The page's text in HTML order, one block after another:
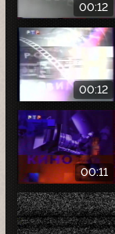
00:12
00:12
00:11